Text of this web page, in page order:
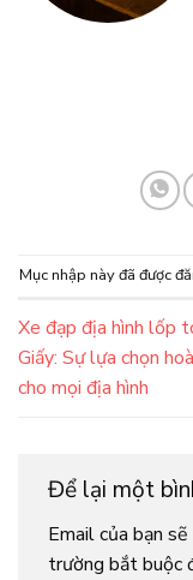
Mục nhập này đã được
Xe đạp địa hình lốp
Giấy: Sự lựa chọn
cho mọi địa hình
Để lại một
Email của bạn
trường bắt buộc